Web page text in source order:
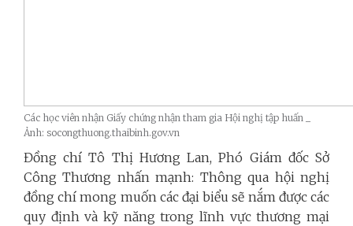
Các học viên nhận Giấy chứng nhận tham gia Hội nghị tập huấn _
Ảnh: socongthuong.thaibinh.gov.vn
Đồng chí Tô Thị Hương Lan, Phó Giám đốc Sở
Công Thương nhấn mạnh: Thông qua hội nghị
đồng chí mong muốn các đại biểu sẽ nắm được các
quy định và kỹ năng trong lĩnh vực thương mại